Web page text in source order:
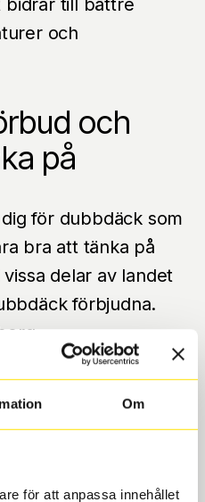
Om
för att anpassa innehållet
bidrar till bättre
och
och
på
för dubbdäck som
bra att tänka på
delar av landet
förbjudna.
par gator. Tänk
dubbdäck i andra
med bilen till